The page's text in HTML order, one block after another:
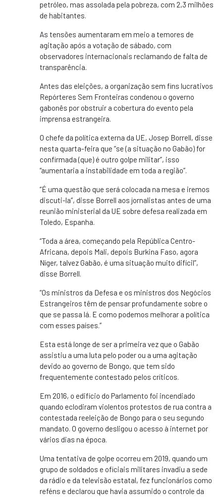
petróleo, mas assolada pela pobreza, com 2,3 milhões
de habitantes.
As tensões aumentaram em meio a temores de
agitação após a votação de sábado, com
observadores internacionais reclamando de falta de
transparência.
Antes das eleições, a organização sem fins lucrativos
Repórteres Sem Fronteiras condenou o governo
gabonês por obstruir a cobertura do evento pela
imprensa estrangeira.
O chefe da política externa da UE, Josep Borrell, disse
nesta quarta-feira que “se (a situação no Gabão) for
confirmada (que) é outro golpe militar”, isso
“aumentaria a instabilidade em toda a região”.
“É uma questão que será colocada na mesa e iremos
discuti-la”, disse Borrell aos jornalistas antes de uma
reunião ministerial da UE sobre defesa realizada em
Toledo, Espanha.
“Toda a área, começando pela República Centro-
Africana, depois Mali, depois Burkina Faso, agora
Níger, talvez Gabão, é uma situação muito difícil”,
disse Borrell.
“Os ministros da Defesa e os ministros dos Negócios
Estrangeiros têm de pensar profundamente sobre o
que se passa lá. E como podemos melhorar a política
com esses países.”
Esta está longe de ser a primeira vez que o Gabão
assistiu a uma luta pelo poder ou a uma agitação
devido ao governo de Bongo, que tem sido
frequentemente contestado pelos críticos.
Em 2016, o edifício do Parlamento foi incendiado
quando eclodiram violentos protestos de rua contra a
contestada reeleição de Bongo para o seu segundo
mandato. O governo desligou o acesso à internet por
vários dias na época.
Uma tentativa de golpe ocorreu em 2019, quando um
grupo de soldados e oficiais militares invadiu a sede
da rádio e da televisão estatal, fez funcionários como
reféns e declarou que havia assumido o controle da